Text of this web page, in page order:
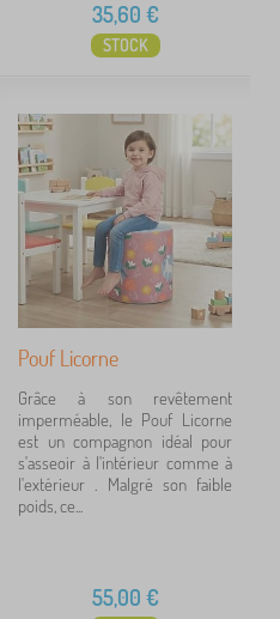
35,60 €
STOCK
Pouf Licorne
Grâce à son revêtement
imperméable, le Pouf Licorne
est un compagnon idéal pour
s'asseoir à l'intérieur comme à
l'extérieur . Malgré son faible
poids, ce...
55,00 €